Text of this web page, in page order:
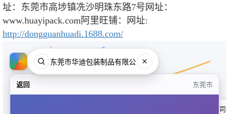
址：东莞市高埗镇冼沙明珠东路7号 网址：
www.huayipack.com阿里旺铺：
网址:
http://dongguanhuadi.1688.com/